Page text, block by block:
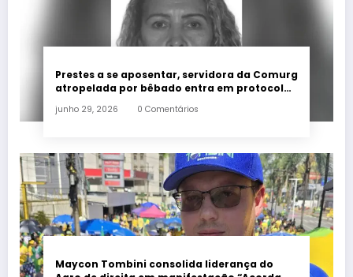
Prestes a se aposentar, servidora da Comurg
atropelada por bêbado entra em protocolo
junho 29, 2026 0 Comentários
Maycon Tombini consolida liderança do